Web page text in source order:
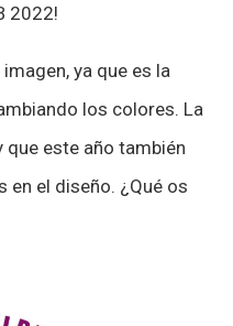
2022!
ya que es la
los colores. La
que este año también
en el diseño. ¿Qué os